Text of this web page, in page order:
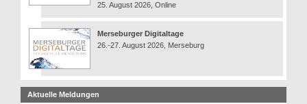
25. August 2026, Online
Merseburger Digitaltage
26.-27. August 2026, Merseburg
Aktuelle Meldungen